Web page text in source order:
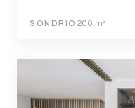
SONDRIO 200 m²